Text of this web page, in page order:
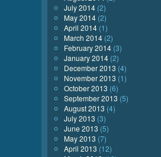
July 2014 (2)
May 2014 (2)
April 2014 (1)
March 2014 (2)
February 2014 (3)
January 2014 (2)
December 2013 (4)
November 2013 (1)
October 2013 (6)
September 2013 (5)
August 2013 (4)
July 2013 (3)
June 2013 (5)
May 2013 (7)
April 2013 (12)